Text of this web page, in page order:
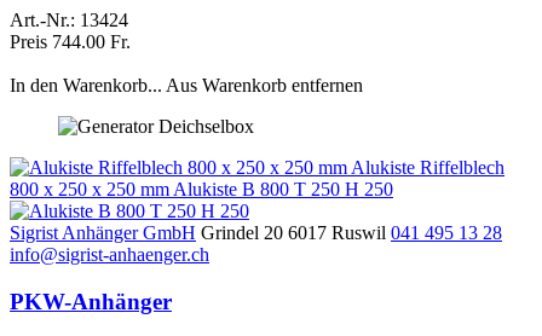
Art.-Nr.: 13424
Preis 744.00 Fr.
In den Warenkorb... Aus Warenkorb entfernen
Alukiste Riffelblech
800 x 250 x 250 mm Alukiste B 800 T 250 H 250
Sigrist Anhänger GmbH Grindel 20 6017 Ruswil 041 495 13 28
info@sigrist-anhaenger.ch
PKW-Anhänger